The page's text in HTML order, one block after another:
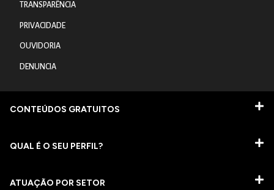
TRANSPARÊNCIA
PRIVACIDADE
OUVIDORIA
DENUNCIA
CONTEÚDOS GRATUITOS
QUAL É O SEU PERFIL?
ATUAÇÃO POR SETOR